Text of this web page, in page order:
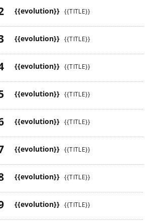
{{evolution}} {{TITLE}}
{{evolution}} {{TITLE}}
{{evolution}} {{TITLE}}
{{evolution}} {{TITLE}}
{{evolution}} {{TITLE}}
{{evolution}} {{TITLE}}
{{evolution}} {{TITLE}}
{{evolution}} {{TITLE}}